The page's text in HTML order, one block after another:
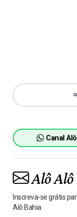
Canal
Alô Alô
Inscreva-se grátis
Alô Bahia